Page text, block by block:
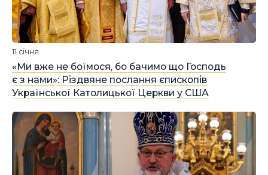
«Ми вже не боїмося, бо бачимо що Господь
є з нами»: Різдвяне послання єпископів
Української Католицької Церкви у США
11 січня